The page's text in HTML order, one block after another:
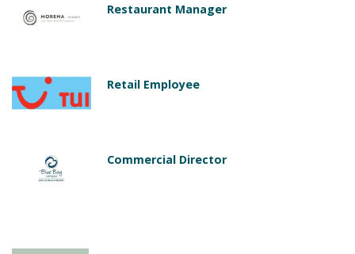
Restaurant Manager
Retail Employee
Commercial Director